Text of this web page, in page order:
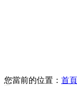
您當前的位置： 首頁